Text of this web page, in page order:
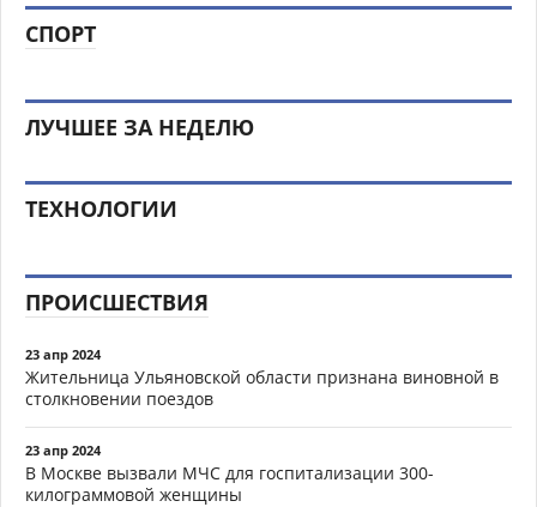
СПОРТ
ЛУЧШЕЕ ЗА НЕДЕЛЮ
ТЕХНОЛОГИИ
ПРОИСШЕСТВИЯ
23 апр 2024
Жительница Ульяновской области признана виновной в
столкновении поездов
23 апр 2024
В Москве вызвали МЧС для госпитализации 300-
килограммовой женщины